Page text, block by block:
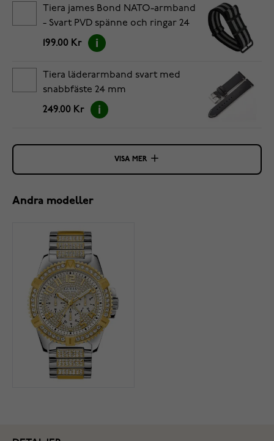
Tiera james Bond NATO-armband
- Svart PVD spänne och ringar 24
mm
199.00 Kr
Tiera läderarmband svart med
snabbfäste 24 mm
249.00 Kr
VISA MER
Andra modeller